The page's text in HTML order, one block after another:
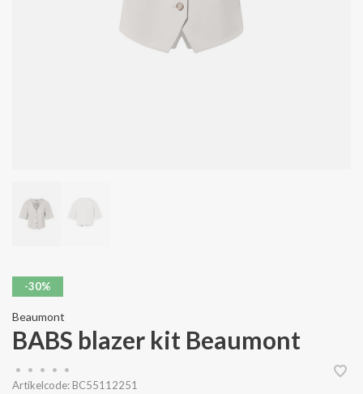
-30%
Beaumont
BABS blazer kit Beaumont
• • • •
•
Artikelcode: BC55112251